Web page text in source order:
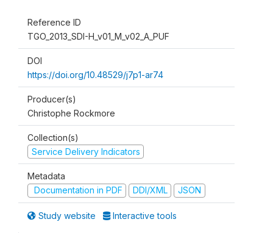
Reference ID
TGO_2013_SDI-H_v01_M_v02_A_PUF
DOI
https://doi.org/10.48529/j7p1-ar74
Producer(s)
Christophe Rockmore
Collection(s)
Service Delivery Indicators
Metadata
Documentation in PDF
DDI/XML JSON
Study website Interactive tools